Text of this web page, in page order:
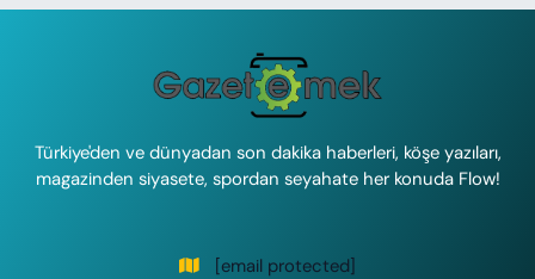
Türkiye'den ve dünyadan son dakika haberleri, köşe yazıları,
magazinden siyasete, spordan seyahate her konuda Flow!
[email protected]